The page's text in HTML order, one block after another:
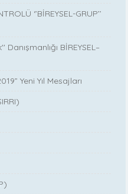
‘’BİREYSEL-GRUP’’
BİREYSEL–
Yeni Yıl Mesajları